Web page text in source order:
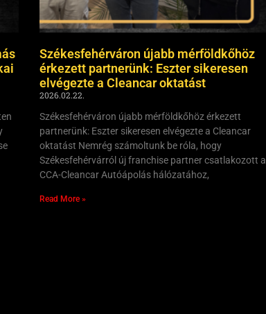
Székesfehérváron újabb mérföldkőhöz
érkezett partnerünk: Eszter sikeresen
elvégezte a Cleancar oktatást
2026.02.22.
Székesfehérváron újabb mérföldkőhöz érkezett
partnerünk: Eszter sikeresen elvégezte a Cleancar
oktatást Nemrég számoltunk be róla, hogy
Székesfehérvárról új franchise partner csatlakozott a
CCA-Cleancar Autóápolás hálózatához,
Read More »